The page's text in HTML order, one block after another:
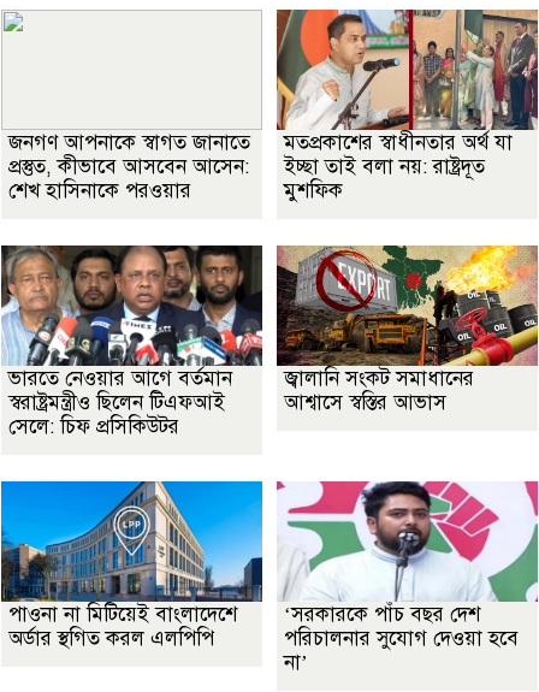
জনগণ আপনাকে স্বাগত জানাতে
প্রস্তুত, কীভাবে আসবেন আসেন:
শেখ হাসিনাকে পরওয়ার
মতপ্রকাশের স্বাধীনতার অর্থ যা
ইচ্ছা তাই বলা নয়: রাষ্ট্রদূত
মুশফিক
ভারতে নেওয়ার আগে বর্তমান
স্বরাষ্ট্রমন্ত্রীও ছিলেন টিএফআই
সেলে: চিফ প্রসিকিউটর
জ্বালানি সংকট সমাধানের
আশ্বাসে স্বস্তির আভাস
পাওনা না মিটিয়েই বাংলাদেশে
অর্ডার স্থগিত করল এলপিপি
‘সরকারকে পাঁচ বছর দেশ
পরিচালনার সুযোগ দেওয়া হবে
না’